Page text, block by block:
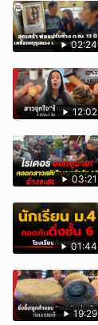
02:24
12:02
03:21
01:44
19:29